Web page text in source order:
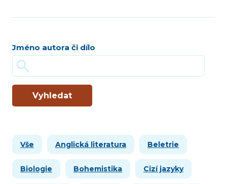
Jméno autora či dílo
Vyhledat
Vše Anglická literatura Beletrie
Biologie Bohemistika Cizí jazyky